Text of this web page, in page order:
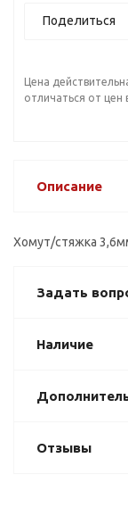
Поделиться
Цена
отличаться от цен
Описание
Хомут/стяжка
Задать
Наличие
Отзывы